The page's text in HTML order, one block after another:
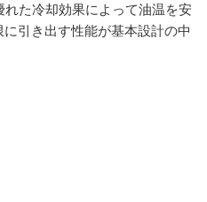
た冷却効果によって油温を安
引き出す性能が基本設計の中